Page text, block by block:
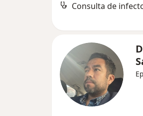
Consulta de